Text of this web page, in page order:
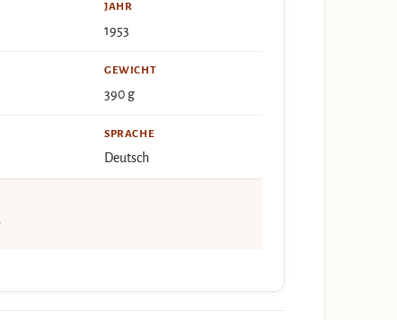
JAHR
1953
GEWICHT
390 g
SPRACHE
Deutsch